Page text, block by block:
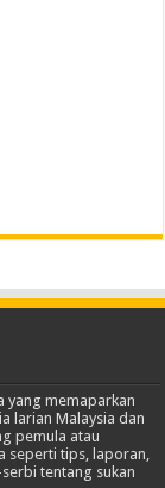
yang memaparkan
larian Malaysia dan
pemula atau
seperti tips, laporan,
tentang sukan